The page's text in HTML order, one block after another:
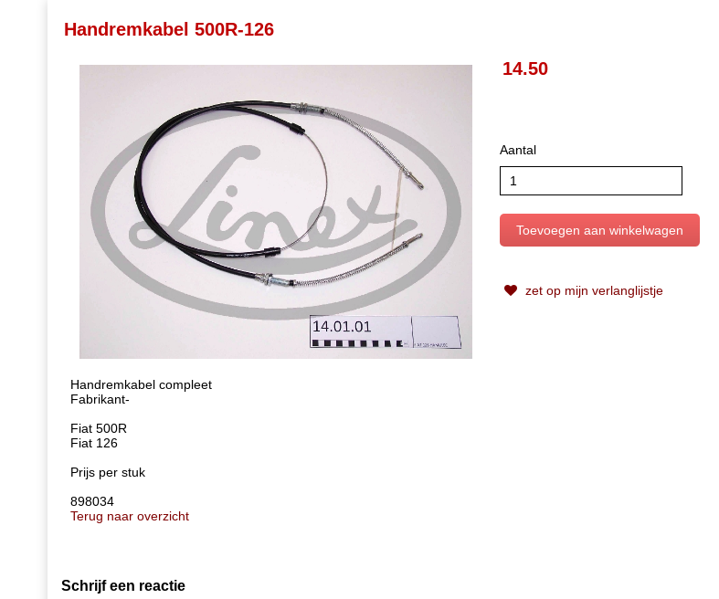
Handremkabel 500R-126
14.50
Aantal
zet op mijn verlanglijstje
Handremkabel compleet
Fabrikant-
Fiat 500R
Fiat 126
Prijs per stuk
898034
Terug naar overzicht
Schrijf een reactie